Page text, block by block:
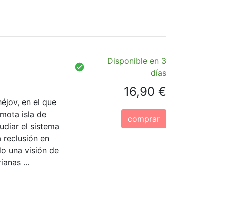
en el que
isla de
el sistema
en
una visión de
...
Disponible en 3
días
16,90 €
comprar